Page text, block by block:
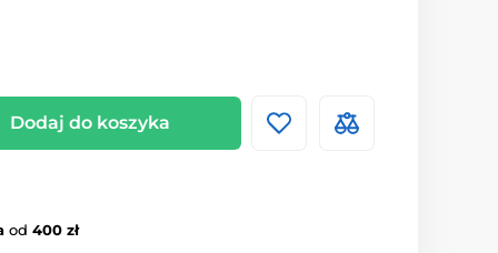
Dodaj do koszyka
od 400 zł